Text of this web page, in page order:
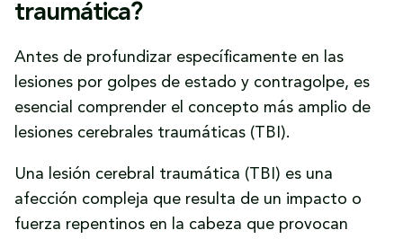
traumática?
Antes de profundizar específicamente en las
lesiones por golpes de estado y contragolpe, es
esencial comprender el concepto más amplio de
lesiones cerebrales traumáticas (TBI).
Una lesión cerebral traumática (TBI) es una
afección compleja que resulta de un impacto o
fuerza repentinos en la cabeza que provocan